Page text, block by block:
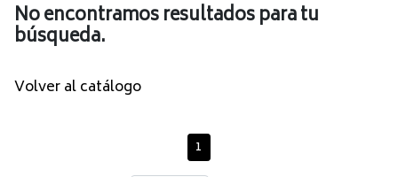
No encontramos resultados para tu
búsqueda.
Volver al catálogo
1